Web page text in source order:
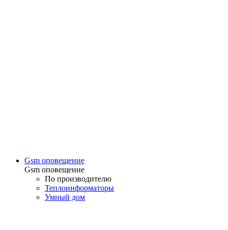
Gsm оповещение
Gsm оповещение
По производителю
Теплоинформаторы
Умный дом